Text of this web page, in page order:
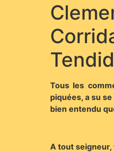
Tous les
piquées, a su
bien entendu
A tout seigneur,